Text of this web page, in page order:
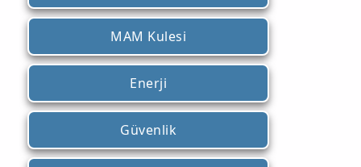
MAM Kulesi
Enerji
Güvenlik